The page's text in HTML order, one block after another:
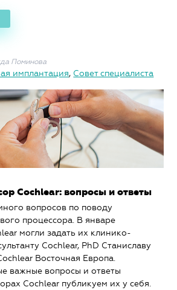
Поминова
имплантация, Совет специалиста
Cochlear: вопросы и ответы
вопросов по поводу
процессора. В январе
могли задать их клинико-
Cochlear, PhD Станиславу
Восточная Европа.
важные вопросы и ответы
Cochlear публикуем их у себя.